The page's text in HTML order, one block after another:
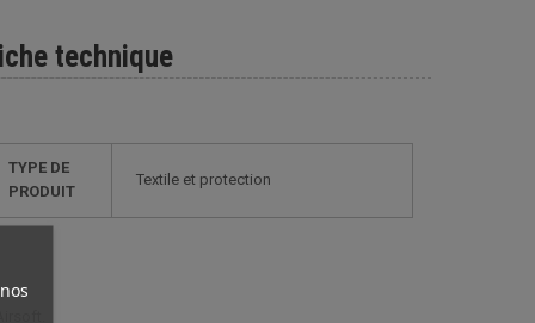
technique
TYPE DE
PRODUIT
Textile et protection